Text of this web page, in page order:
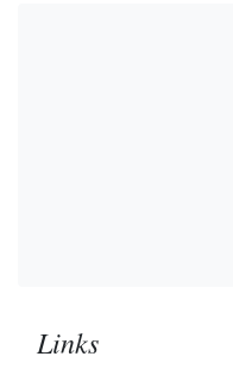
Links